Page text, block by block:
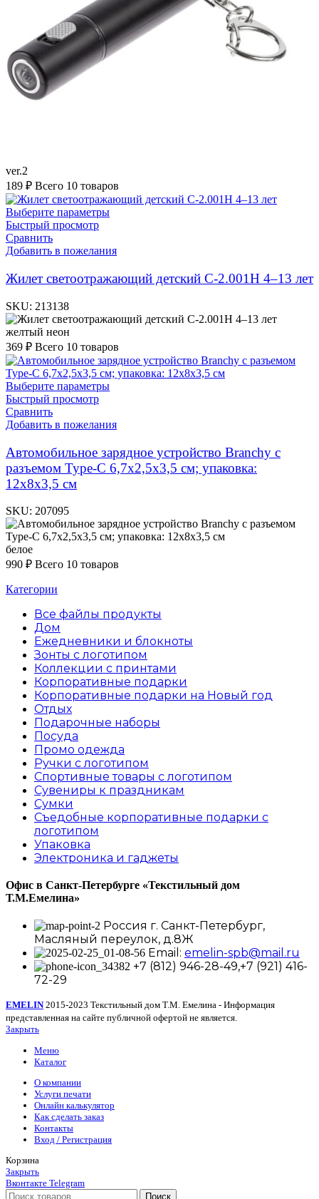
ver.2
189 ₽ Всего 10 товаров
Выберите параметры
Быстрый просмотр
Сравнить
Добавить в пожелания
Жилет светоотражающий детский С-2.001Н 4–13 лет
SKU: 213138
желтый неон
369 ₽ Всего 10 товаров
Выберите параметры
Быстрый просмотр
Сравнить
Добавить в пожелания
Автомобильное зарядное устройство Branchy с
разъемом Type-C 6,7х2,5х3,5 см; упаковка:
12х8х3,5 см
SKU: 207095
белое
990 ₽ Всего 10 товаров
Категории
Все файлы продукты
Дом
Ежедневники и блокноты
Зонты с логотипом
Коллекции с принтами
Корпоративные подарки
Корпоративные подарки на Новый год
Отдых
Подарочные наборы
Посуда
Промо одежда
Ручки с логотипом
Спортивные товары с логотипом
Сувениры к праздникам
Сумки
Съедобные корпоративные подарки с
логотипом
Упаковка
Электроника и гаджеты
Офис в Санкт-Петербурге «Текстильный дом
Т.М.Емелина»
Россия г. Санкт-Петербург,
Масляный переулок, д.8Ж
Email: emelin-spb@mail.ru
+7 (812) 946-28-49,+7 (921) 416-
72-29
EMELIN 2015-2023 Текстильный дом Т.М. Емелина - Информация
представленная на сайте публичной офертой не является.
Закрыть
Меню
Каталог
О компании
Услуги печати
Онлайн калькулятор
Как сделать заказ
Контакты
Вход / Регистрация
Корзина
Закрыть
Вконтакте Telegram
Поиск